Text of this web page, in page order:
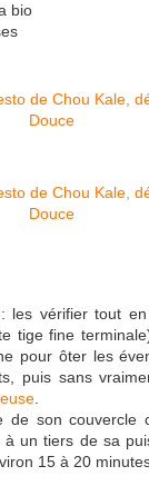
bio
les vérifier tout
tige fine
pour ôter les
puis sans
de son couvercle
un tiers de sa
15 à 20